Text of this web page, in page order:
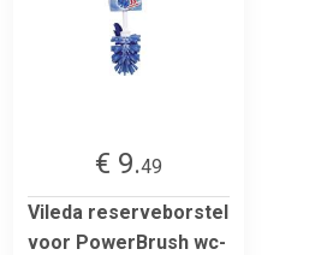
€ 9.49
Vileda reserveborstel
voor PowerBrush wc-